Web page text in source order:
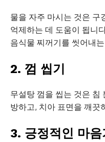
물을 자주 마시는 것은 구
억제하는 데 도움이 됩니
음식물 찌꺼기를 씻어내
2. 껌 씹기
무설탕 껌을 씹는 것은 침
방하고, 치아 표면을 깨끗
3. 긍정적인 마음